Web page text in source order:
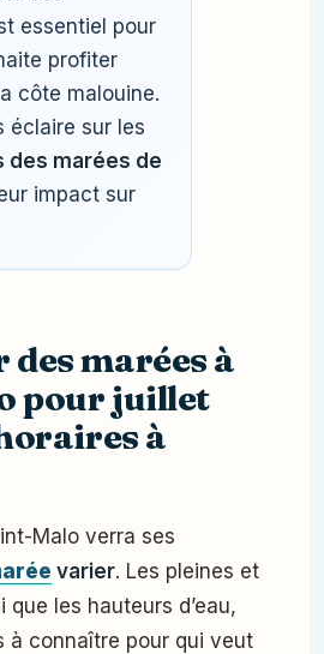
essentiel pour
profiter
côte malouine.
éclaire sur les
des marées de
impact sur
marées à
pour juillet
à
Malo verra ses
varier. Les pleines et
que les hauteurs d’eau,
à connaître pour qui veut